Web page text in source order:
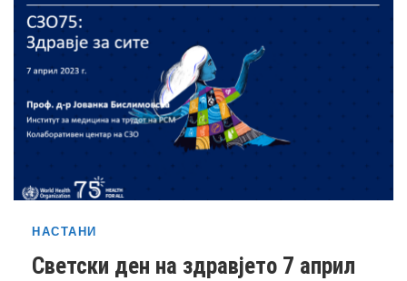
НАСТАНИ
Светски ден на здравјето 7 април